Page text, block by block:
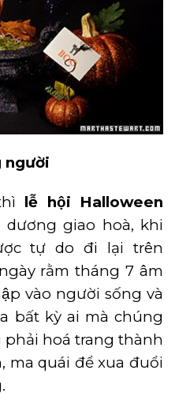
người
lễ hội Halloween
giao hoà, khi
tự do đi lại trên
rằm tháng 7 âm
vào người sống và
bất kỳ ai mà chúng
phải hoá trang thành
ma quái để xua đuổi